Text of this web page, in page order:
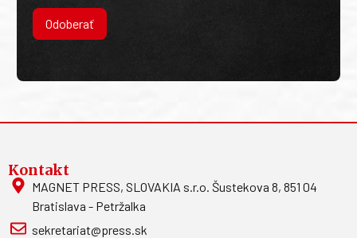
Odoberať
Kontakt
MAGNET PRESS, SLOVAKIA s.r.o. Šustekova 8, 851 04
Bratislava - Petržalka
sekretariat@press.sk